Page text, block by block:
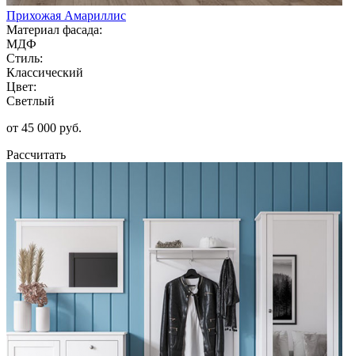
Прихожая Амариллис
Материал фасада:
МДФ
Стиль:
Классический
Цвет:
Светлый
от 45 000 руб.
Рассчитать